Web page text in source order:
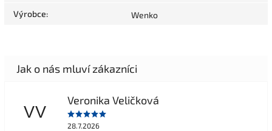
Výrobce: Wenko
VV
Veronika Veličková
28.7.2026